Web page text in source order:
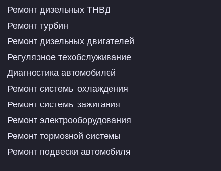
Ремонт дизельных ТНВД
Ремонт турбин
Ремонт дизельных двигателей
Регулярное техобслуживание
Диагностика автомобилей
Ремонт системы охлаждения
Ремонт системы зажигания
Ремонт электрооборудования
Ремонт тормозной системы
Ремонт подвески автомобиля